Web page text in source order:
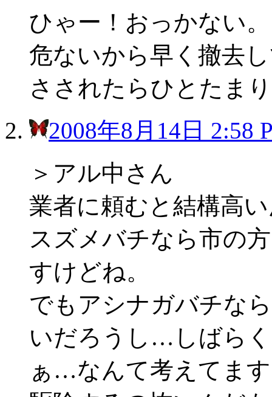
ひゃー！おっかない
危ないから早く撤去
さされたらひとたま
2008年8月14日 2:58
＞アル中さん
業者に頼むと結構高
スズメバチなら市の
すけどね。
でもアシナガバチな
いだろうし…しばら
ぁ…なんて考えてま